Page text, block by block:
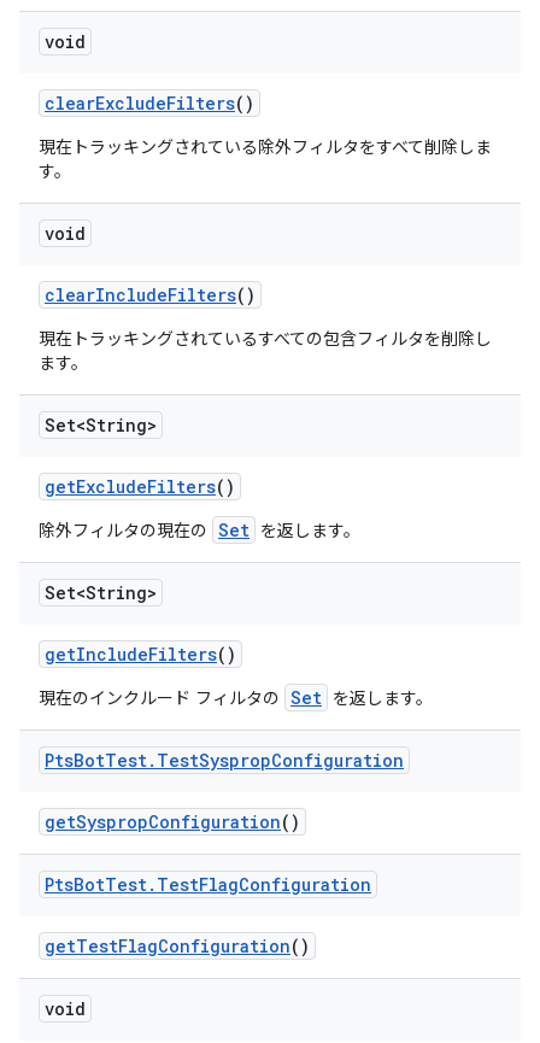
void
clearExcludeFilters()
現在トラッキングされている除外フィルタをすべて削除しま
す。
void
clearIncludeFilters()
現在トラッキングされているすべての包含フィルタを削除し
ます。
Set<String>
getExcludeFilters()
除外フィルタの現在の Set を返します。
Set<String>
getIncludeFilters()
現在のインクルード フィルタの Set を返します。
PtsBotTest. TestSyspropConfiguration
getSyspropConfiguration()
PtsBotTest. TestFlagConfiguration
getTestFlagConfiguration()
void